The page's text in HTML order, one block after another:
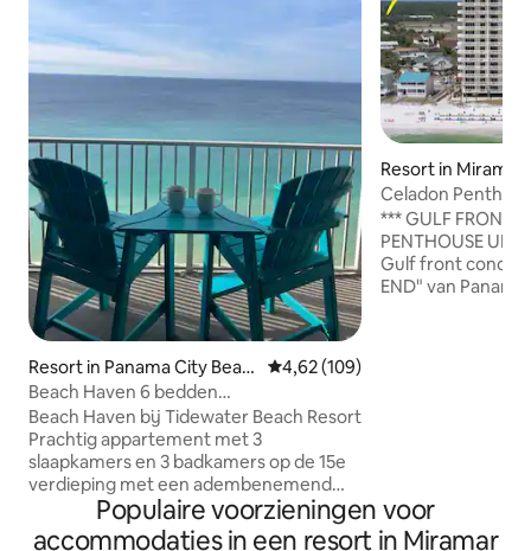
Resort in Panama City Beac
h
Gemiddelde beoordeling van
4,62 (109)
Beach Haven 6 bedden
2br+stapelbedkamer 3 badkamers aan
de oceaan
Beach Haven bij Tidewater Beach Resort
Prachtig appartement met 3
slaapkamers en 3 badkamers op de 15e
verdieping met een adembenemend
uitzicht op de zonsondergang aan de
oceaan. Geniet van directe toegang tot
Resort in Miramar
Celadon
#2309
*** GULF
PENTHOUSE
Gulf front condo
END" van
bij je verblijf
ANDEREN zoals
Populaire voorzieningen voor
accommodaties in een resort in Miramar